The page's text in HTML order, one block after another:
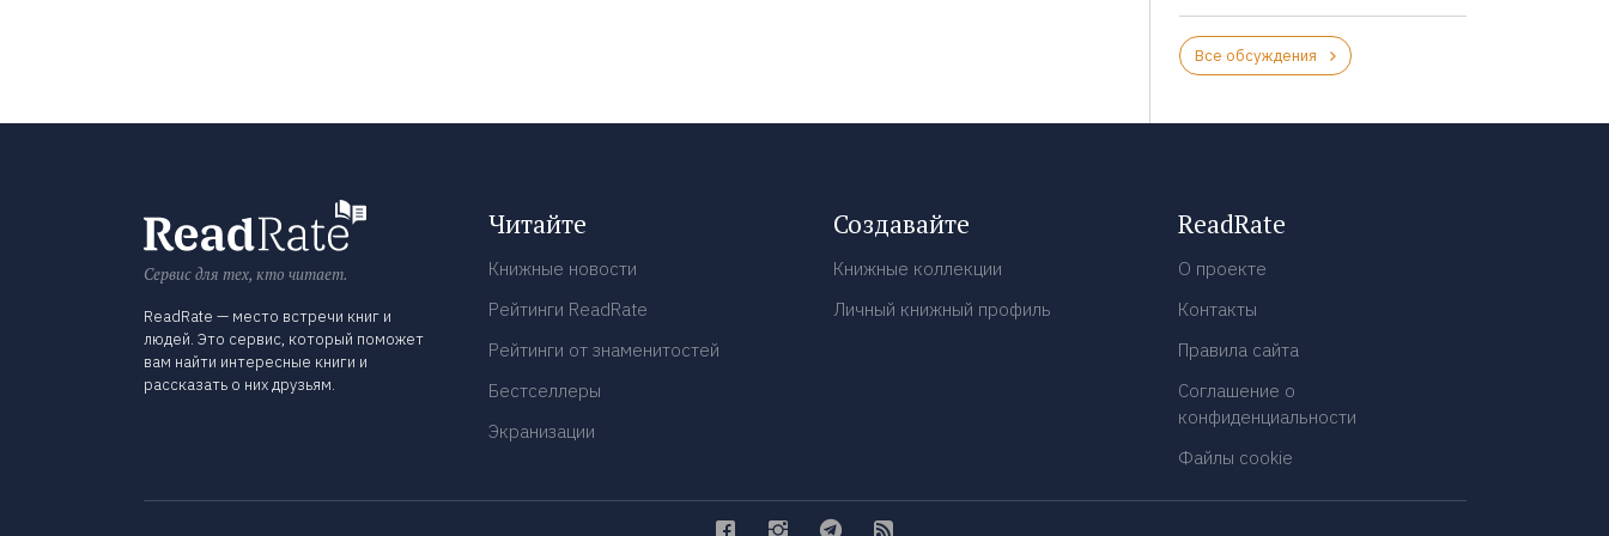
Все обсуждения
Сервис для тех, кто читает.
ReadRate — место встречи книг и
людей. Это сервис, который поможет
вам найти интересные книги и
рассказать о них друзьям.
Читайте
Книжные новости
Рейтинги ReadRate
Рейтинги от знаменитостей
Бестселлеры
Экранизации
Создавайте
Книжные коллекции
Личный книжный профиль
ReadRate
О проекте
Контакты
Правила сайта
Соглашение о
конфиденциальности
Файлы cookie